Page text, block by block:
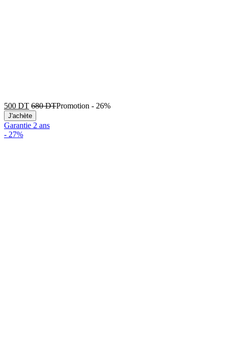
500 DT 680DTPromotion - 26%
J'achète
Garantie 2 ans
- 27%